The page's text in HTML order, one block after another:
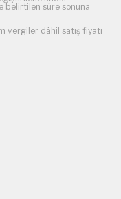
belirtilen süre sonuna
vergiler dâhil satış fiyatı